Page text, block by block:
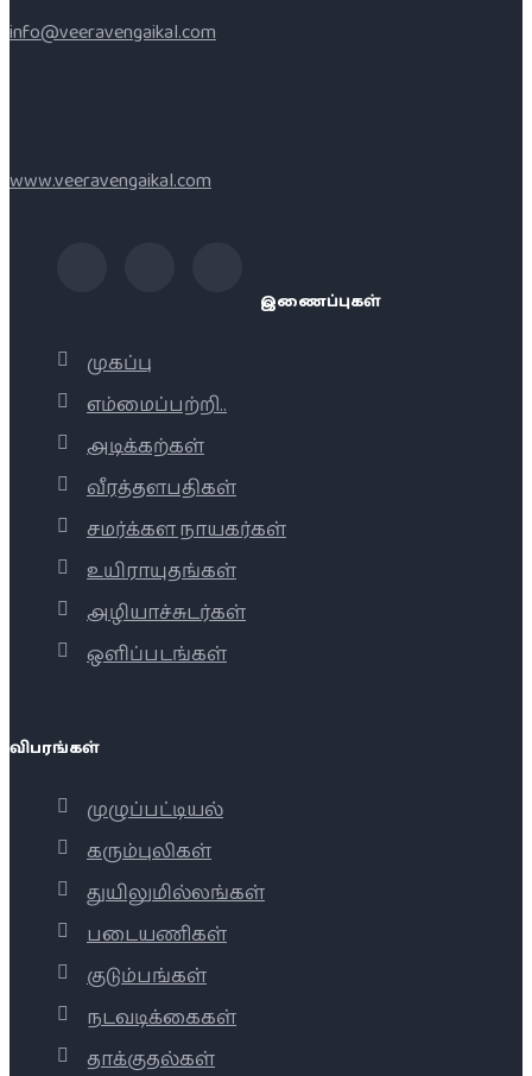
info@veeravengaikal.com
www.veeravengaikal.com
இணைப்புகள்
முகப்பு
எம்மைப்பற்றி..
அடிக்கற்கள்
வீரத்தளபதிகள்
சமர்க்கள நாயகர்கள்
உயிராயுதங்கள்
அழியாச்சுடர்கள்
ஒளிப்படங்கள்
விபரங்கள்
முழுப்பட்டியல்
கரும்புலிகள்
துயிலுமில்லங்கள்
படையணிகள்
குடும்பங்கள்
நடவடிக்கைகள்
தாக்குதல்கள்